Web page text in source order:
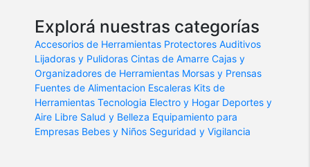
Explorá nuestras categorías
Accesorios de Herramientas Protectores Auditivos
Lijadoras y Pulidoras Cintas de Amarre Cajas y
Organizadores de Herramientas Morsas y Prensas
Fuentes de Alimentacion Escaleras Kits de
Herramientas Tecnologia Electro y Hogar Deportes y
Aire Libre Salud y Belleza Equipamiento para
Empresas Bebes y Niños Seguridad y Vigilancia